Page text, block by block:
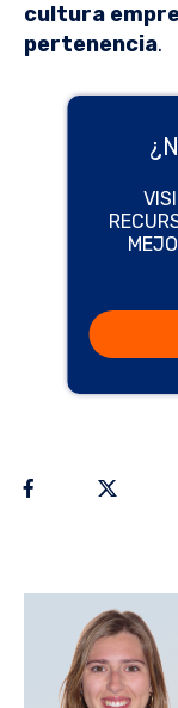
cultura
pertenencia.